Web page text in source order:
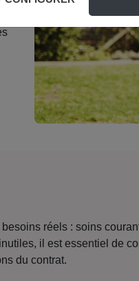
réels : soins
il est essentiel de
du contrat.